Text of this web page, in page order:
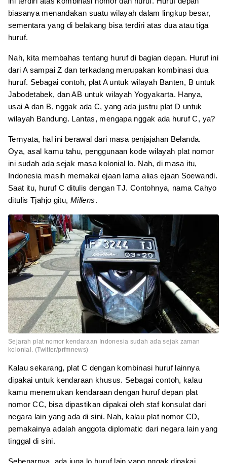
biasanya menandakan suatu wilayah dalam lingkup besar,
sementara yang di belakang bisa terdiri atas dua atau tiga
huruf.
Nah, kita membahas tentang huruf di bagian depan. Huruf ini
dari A sampai Z dan terkadang merupakan kombinasi dua
huruf. Sebagai contoh, plat A untuk wilayah Banten, B untuk
Jabodetabek, dan AB untuk wilayah Yogyakarta. Hanya,
usai A dan B, nggak ada C, yang ada justru plat D untuk
wilayah Bandung. Lantas, mengapa nggak ada huruf C, ya?
Ternyata, hal ini berawal dari masa penjajahan Belanda.
Oya, asal kamu tahu, penggunaan kode wilayah plat nomor
ini sudah ada sejak masa kolonial lo. Nah, di masa itu,
Indonesia masih memakai ejaan lama alias ejaan Soewandi.
Saat itu, huruf C ditulis dengan TJ. Contohnya, nama Cahyo
ditulis Tjahjo gitu, Millens.
Sejarah plat nomor kendaraan Indonesia sudah ada sejak zaman
kolonial. (Twitter/prfmnews)
Kalau sekarang, plat C dengan kombinasi huruf lainnya
dipakai untuk kendaraan khusus. Sebagai contoh, kalau
kamu menemukan kendaraan dengan huruf depan plat
nomor CC, bisa dipastikan dipakai oleh staf konsulat dari
negara lain yang ada di sini. Nah, kalau plat nomor CD,
pemakainya adalah anggota diplomatic dari negara lain yang
tinggal di sini.
Sebenarnya, ada juga lo huruf lain yang nggak dipakai